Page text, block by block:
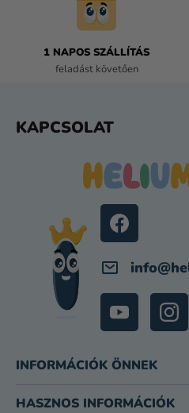
1 NAPOS SZÁLLÍTÁS
feladást követően
KAPCSOLAT
info@
INFORMÁCIÓK ÖNNEK
HASZNOS INFORMÁCIÓK